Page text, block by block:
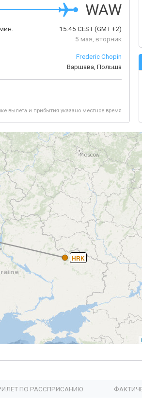
WAW
15:45CEST(GMT +2)
5 мая, вторник
Frederic Chopin
Варшава, Польша
вылета и прибытия указано местное время
HRK
ПО РАССПРИСАНИЮ